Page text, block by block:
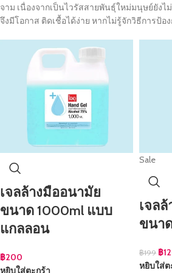
จาม เนื่องจากเป็นไวรัสสายพันธุ์ใหม่มนุษย์ยัง
จึงมีโอกาส ติดเชื้อได้ง่าย หากไม่รู้จักวิธีการป้อ
เจลล้างมืออนามัย
ขนาด 1000ml แบบ
แกลลอน
฿200
หยิบใส่ตะกร้า
Sale
เจล
ขนา
฿199 ฿
หยิบใส่ต